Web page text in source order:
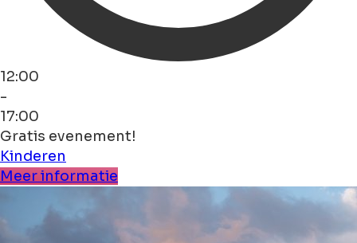
12:00
-
17:00
Gratis evenement!
Kinderen
Meer informatie